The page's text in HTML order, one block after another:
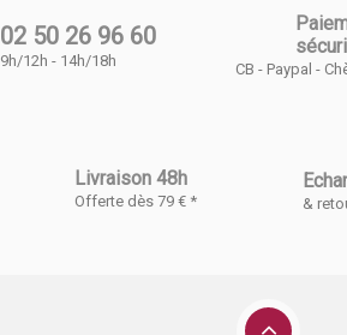
02 50 26 96 60
9h/12h - 14h/18h CB - Paypal -
Livraison 48h
Offerte dès 79 € * &